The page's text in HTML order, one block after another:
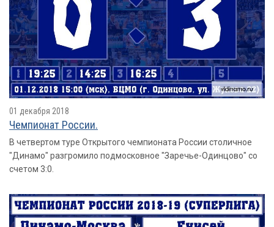
01 декабря 2018
Чемпионат России.
В четвертом туре Открытого чемпионата России столичное
"Динамо" разгромило подмосковное "Заречье-Одинцово" со
счетом 3:0.